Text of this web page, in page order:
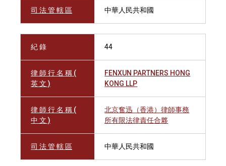
司 法 管 轄 區 中華人民共和國
紀 錄 44
律 師 行 名 稱 (
英 文 )
FENXUN PARTNERS HONG
KONG LLP
律 師 行 名 稱 (
中 文 )
北京奮迅（香港）律師事務
所有限法律責任合夥
司 法 管 轄 區 中華人民共和國